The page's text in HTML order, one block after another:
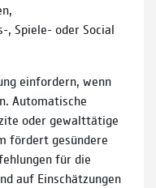
, Spiele- oder Social
einfordern, wenn
Automatische
oder gewalttätige
fördert gesündere
für die
auf Einschätzungen